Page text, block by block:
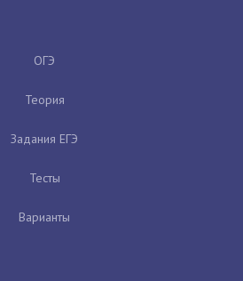
ОГЭ
Теория
Задания ЕГЭ
Тесты
Варианты